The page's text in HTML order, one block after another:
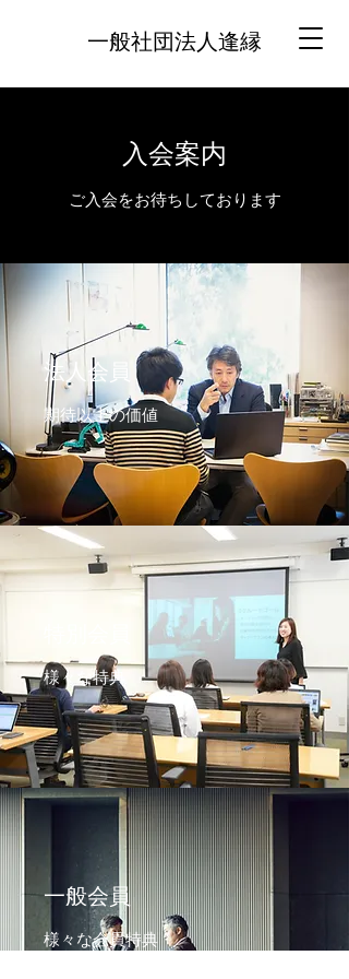
一般社団法人逢縁
入会案内
ご入会をお待ちしております
法人会員
期待以上の価値
様々な特典
一般会員
様々な会員特典